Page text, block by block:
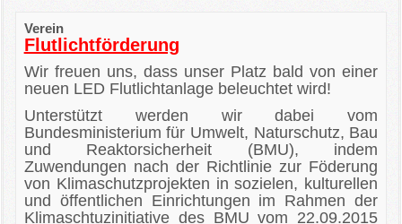
Downloads
Verein
Flutlichtförderung
Wir freuen uns, dass unser Platz bald von einer
neuen LED Flutlichtanlage beleuchtet wird!
Unterstützt werden wir dabei vom
Bundesministerium für Umwelt, Naturschutz, Bau
und Reaktorsicherheit (BMU), indem
Zuwendungen nach der Richtlinie zur Föderung
von Klimaschutzprojekten in sozielen, kulturellen
und öffentlichen Einrichtungen im Rahmen der
Klimaschtuzinitiative des BMU vom 22.09.2015